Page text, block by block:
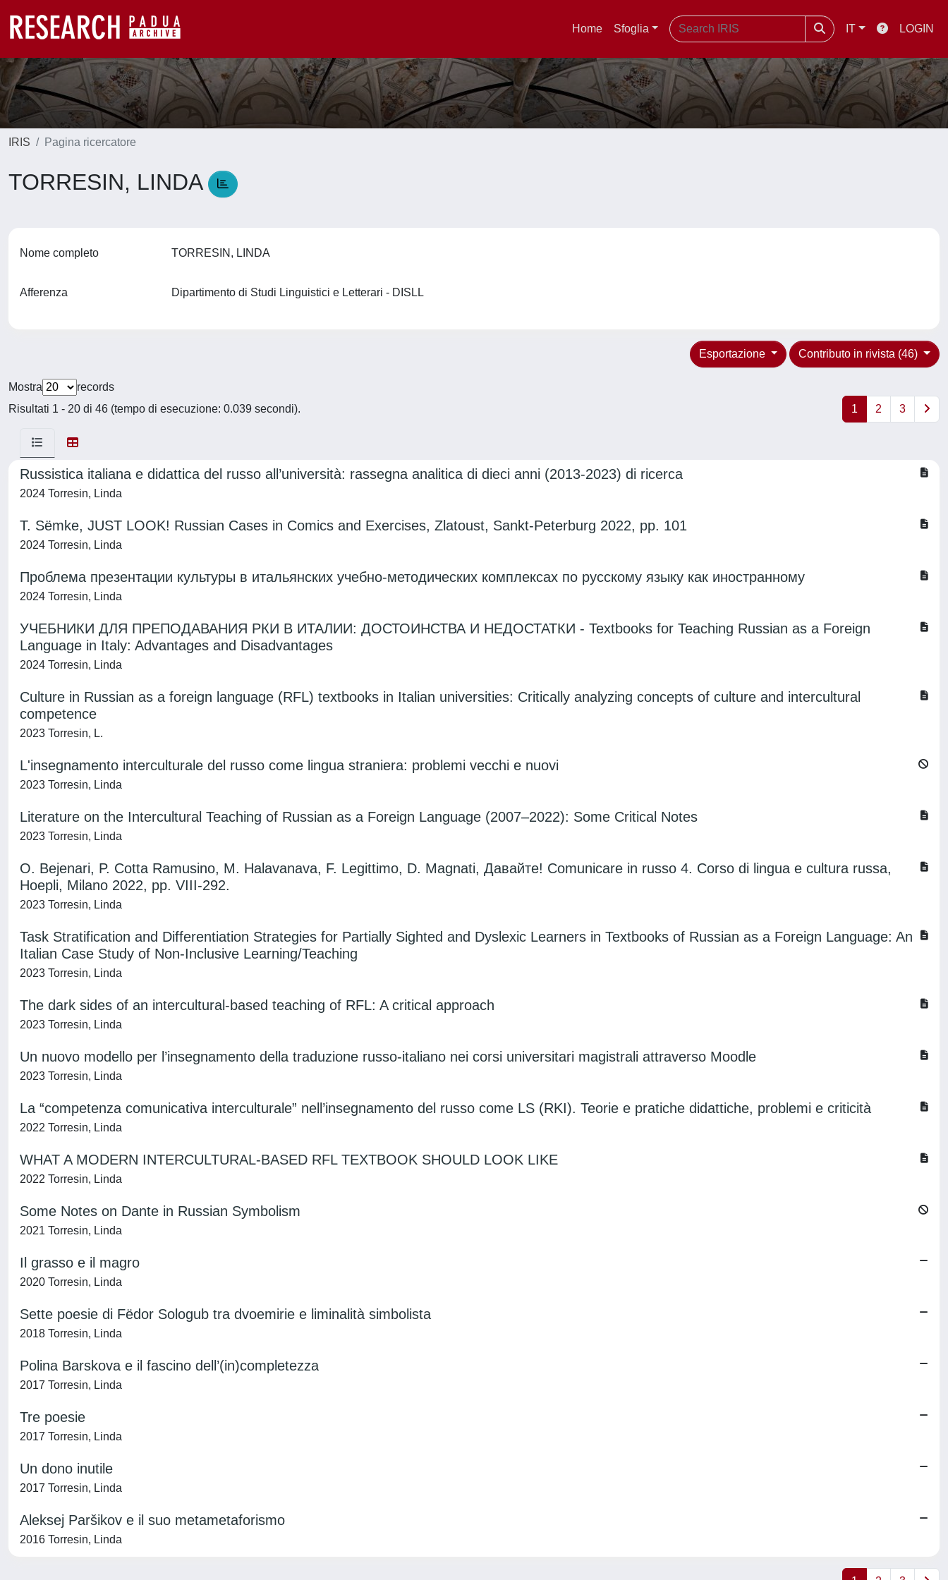
Home Sfoglia IT LOGIN
IRIS Pagina ricercatore
TORRESIN, LINDA
Nome completo TORRESIN, LINDA
Afferenza Dipartimento di Studi Linguistici e Letterari - DISLL
Contributo in rivista (46)
Esportazione
Mostra
records
Risultati 1 - 20 di 46 (tempo di esecuzione: 0.039 secondi).
1 2 3
Russistica italiana e didattica del russo all’università: rassegna analitica di dieci anni (2013-2023) di ricerca
2024 Torresin, Linda
T. Sёmke, JUST LOOK! Russian Cases in Comics and Exercises, Zlatoust, Sankt-Peterburg 2022, pp. 101
2024 Torresin, Linda
Проблема презентации культуры в итальянских учебно-методических комплексах по русскому языку как иностранному
2024 Torresin, Linda
УЧЕБНИКИ ДЛЯ ПРЕПОДАВАНИЯ РКИ В ИТАЛИИ: ДОСТОИНСТВА И НЕДОСТАТКИ - Textbooks for Teaching Russian as a Foreign
Language in Italy: Advantages and Disadvantages
2024 Torresin, Linda
Culture in Russian as a foreign language (RFL) textbooks in Italian universities: Critically analyzing concepts of culture and intercultural
competence
2023 Torresin, L.
L'insegnamento interculturale del russo come lingua straniera: problemi vecchi e nuovi
2023 Torresin, Linda
Literature on the Intercultural Teaching of Russian as a Foreign Language (2007–2022): Some Critical Notes
2023 Torresin, Linda
O. Bejenari, P. Cotta Ramusino, M. Halavanava, F. Legittimo, D. Magnati, Давайте! Comunicare in russo 4. Corso di lingua e cultura russa,
Hoepli, Milano 2022, pp. VIII-292.
2023 Torresin, Linda
Task Stratification and Differentiation Strategies for Partially Sighted and Dyslexic Learners in Textbooks of Russian as a Foreign Language: An
Italian Case Study of Non-Inclusive Learning/Teaching
2023 Torresin, Linda
The dark sides of an intercultural-based teaching of RFL: A critical approach
2023 Torresin, Linda
Un nuovo modello per l’insegnamento della traduzione russo-italiano nei corsi universitari magistrali attraverso Moodle
2023 Torresin, Linda
La “competenza comunicativa interculturale” nell’insegnamento del russo come LS (RKI). Teorie e pratiche didattiche, problemi e criticità
2022 Torresin, Linda
WHAT A MODERN INTERCULTURAL-BASED RFL TEXTBOOK SHOULD LOOK LIKE
2022 Torresin, Linda
Some Notes on Dante in Russian Symbolism
2021 Torresin, Linda
Il grasso e il magro
2020 Torresin, Linda
Sette poesie di Fëdor Sologub tra dvoemirie e liminalità simbolista
2018 Torresin, Linda
Polina Barskova e il fascino dell’(in)completezza
2017 Torresin, Linda
Tre poesie
2017 Torresin, Linda
Un dono inutile
2017 Torresin, Linda
Aleksej Paršikov e il suo metametaforismo
2016 Torresin, Linda